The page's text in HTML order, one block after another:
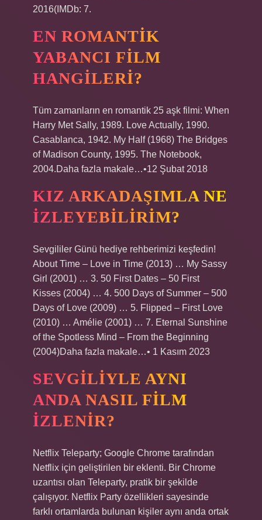
2016(IMDb: 7.
EN ROMANTIK
YABANCI FILM
HANGILERI?
Tüm zamanların en romantik 25 aşk filmi: When
Harry Met Sally, 1989. Love Actually, 1990.
Casablanca, 1942. My Half (1968) The Bridges
of Madison County, 1995. The Notebook,
2004.Daha fazla makale…•12 Şubat 2018
KIZ ARKADAŞIMLA NE
IZLEYEBILIRIM?
Sevgililer Günü hediye rehberimizi keşfedin!
About Time – Love in Time (2013) … My Sassy
Girl (2001) … 3. 50 First Dates – 50 First
Kisses (2004) … 4. 500 Days of Summer – 500
Days of Love (2009) … 5. Flipped – First Love
(2010) … Amélie (2001) … 7. Eternal Sunshine
of the Spotless Mind – From the Beginning
(2004)Daha fazla makale…• 1 Kasım 2023
SEVGILIYLE AYNI
ANDA NASIL FILM
IZLENIR?
Netflix Teleparty; Google Chrome tarafından
Netflix için geliştirilen bir eklenti. Bir Chrome
uzantısı olan Teleparty, pratik bir şekilde
çalışıyor. Netflix Party özellikleri sayesinde
farklı ortamlarda bulunan kişiler aynı anda ortak